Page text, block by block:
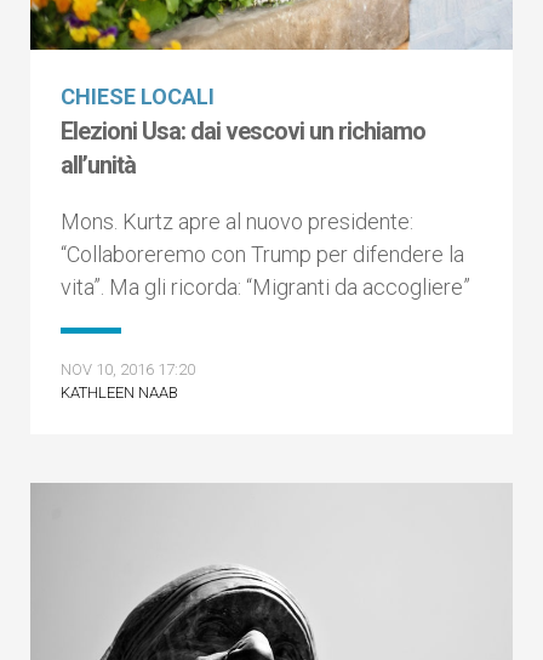
CHIESE LOCALI
Elezioni Usa: dai vescovi un richiamo
all’unità
Mons. Kurtz apre al nuovo presidente:
“Collaboreremo con Trump per difendere la
vita”. Ma gli ricorda: “Migranti da accogliere”
NOV 10, 2016 17:20
KATHLEEN NAAB